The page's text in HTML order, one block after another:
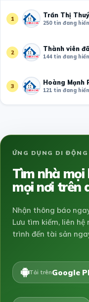
1 Trần Thị
250 tin đang
2 Thành viên
144 tin đang
3 Hoàng Mạnh
121 tin đang
ỨNG DỤNG DI ĐỘNG
Tìm nhà mọi
mọi nơi trên
Nhận thông báo
Lưu tìm kiếm, liên
trình đến tài sản
Tải trênGoogle